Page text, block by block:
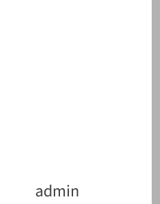
admin